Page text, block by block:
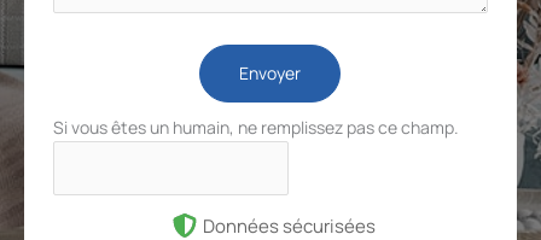
Envoyer
Si vous êtes un humain, ne remplissez pas ce champ.
Données sécurisées